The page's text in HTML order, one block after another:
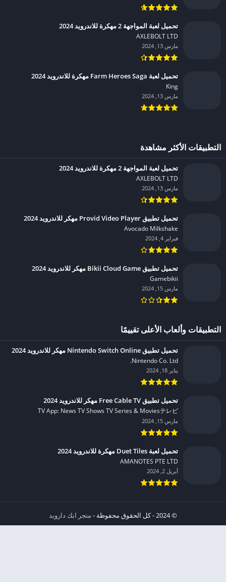
تحميل لعبة المواجهة 2 مهكرة للاندرويد 2024
AXLEBOLT LTD‏
مارس 13, 2024
تحميل لعبة Farm Heroes Saga مهكرة للاندرويد 2024
King‏
مارس 13, 2024
التطبيقات الأكثر مشاهدة
تحميل لعبة المواجهة 2 مهكرة للاندرويد 2024
AXLEBOLT LTD‏
مارس 13, 2024
تحميل تطبيق Provid Video Player مهكر للاندرويد 2024
Avocado Milkshake‏
فبراير 4, 2024
تحميل تطبيق Bikii Cloud Game مهكر للاندرويد 2024
Gamebikii‏
مارس 15, 2024
التطبيقات وألعاب الأعلى تقييمًا
تحميل تطبيق Nintendo Switch Online مهكر للاندرويد 2024
Nintendo Co. Ltd.‏
يناير 18, 2024
تحميل تطبيق Free Cable TV مهكر للاندرويد 2024
TV App: News TV Shows TV Series & Moviesテレビ‏
مارس 15, 2024
تحميل لعبة Duet Tiles مهكرة للاندرويد 2024
AMANOTES PTE LTD‏
أبريل 2, 2024
© 2024 - كل الحقوق محفوظة -
متجر ابك دارويد